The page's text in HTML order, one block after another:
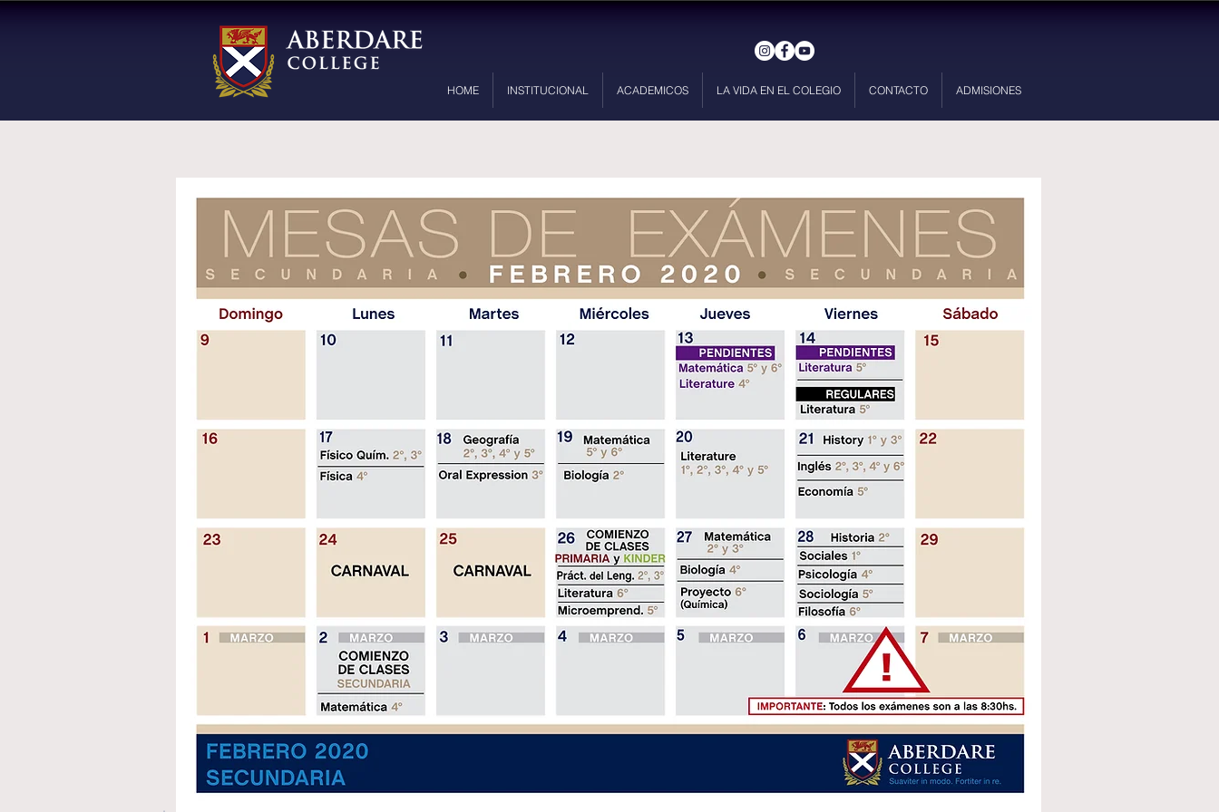
HOME INSTITUCIONAL ACADEMICOS LA VIDA EN EL COLEGIO CONTACTO ADMISIONES